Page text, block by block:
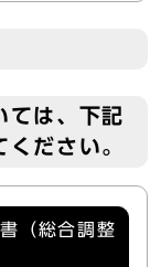
ては、下記
ださい。
（総合調整